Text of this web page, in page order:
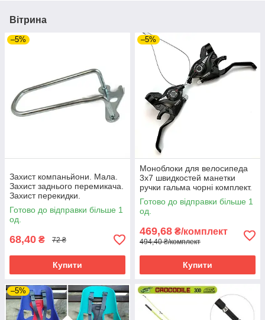
Вітрина
–5%
Захист компаньйони. Мала.
Захист заднього перемикача.
Захист перекидки.
Готово до відправки більше 1
од.
68,40 ₴ 72 ₴
Купити
–5%
Моноблоки для велосипеда
3х7 швидкостей манетки
ручки гальма чорні комплект.
Велосипедні моноблоки 3 на
7 передач
Готово до відправки більше 1
од.
469,68 ₴/комплект
494,40 ₴/комплект
Купити
–5%